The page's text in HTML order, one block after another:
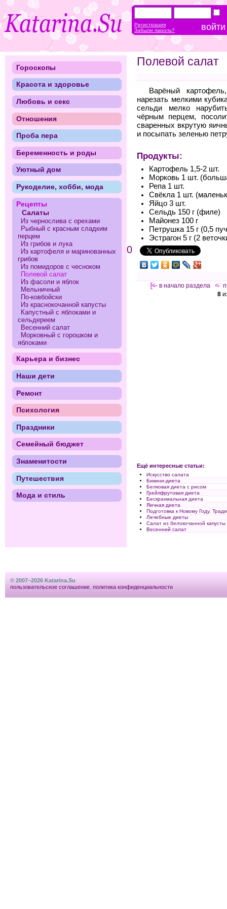
Полевой салат
Варёный
нарезать мелкими
сельди мелко
чёрным перцем,
сваренных вкрутую
и посыпать зеленью
Продукты:
Картофель 1,5-2 шт.
Морковь 1 шт.
Репа 1 шт.
Свёкла 1 шт.
Яйцо 3 шт.
Сельдь 150 г (филе)
Майонез 100 г
Петрушка 15 г (0,5
Эстрагон 5 г (2
0
[<— в начало раздела <-
8
Ещё интересные статьи:
Искусство салата
Бикини-диета
Белковая диета с рисом
Грейпфрутовая диета
Бескрахмальная диета
Яичная диета
Подготовка к Новому Году.
Лечебные диеты
Салат из белокочанной
Весенний салат
Гороскопы
Красота и здоровье
Любовь и секс
Отношения
Проба пера
Беременность и роды
Уютный дом
Рукоделие, хобби, мода
Рецепты
Салаты
Из чернослива с орехами
Рыбный с красным сладким
перцем
Из грибов и лука
Из картофеля и маринованных
грибов
Из помидоров с чесноком
Полевой салат
Из фасоли и яблок
Мельничный
По-ковбойски
Из краснокочанной капусты
Капустный с яблоками и
сельдереем
Весенний салат
Морковный с горошком и
яблоками
Карьера и бизнес
Наши дети
Ремонт
Психология
Праздники
Семейный бюджет
Знаменитости
Путешествия
Мода и стиль
Регистрация
Забыли пароль?
© 2007–2026 Katarina.Su
пользовательское соглашение политика конфиденциальности